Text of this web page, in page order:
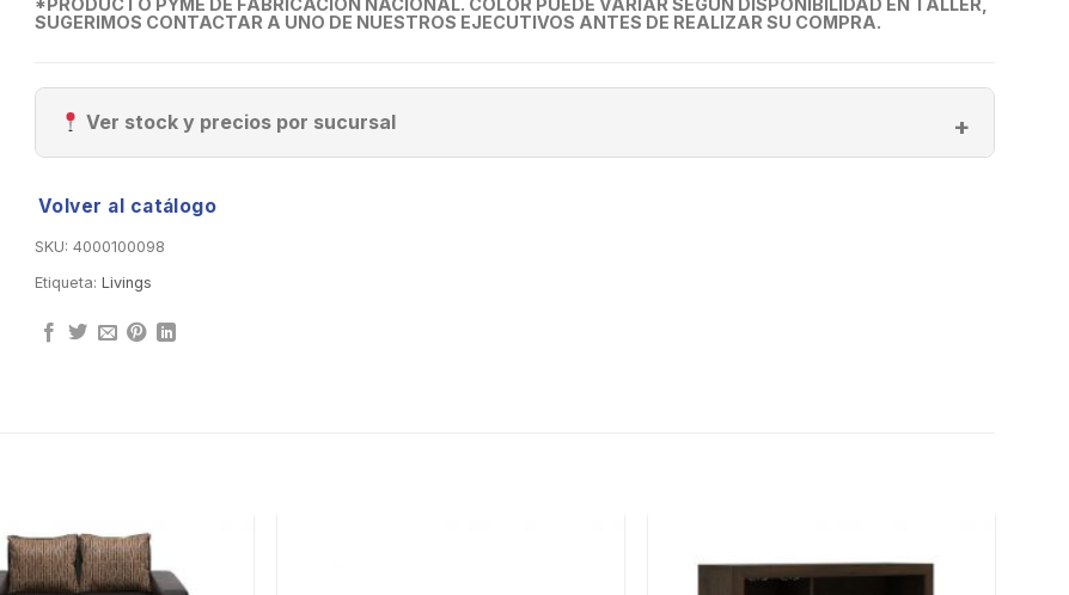
*PRODUCTO PYME DE FABRICACIÓN NACIONAL. COLOR PUEDE VARIAR SEGÚN DISPONIBILIDAD EN TALLER,
SUGERIMOS CONTACTAR A UNO DE NUESTROS EJECUTIVOS ANTES DE REALIZAR SU COMPRA.
Ver stock y precios por sucursal
Volver al catálogo
SKU: 4000100098
Etiqueta: Livings